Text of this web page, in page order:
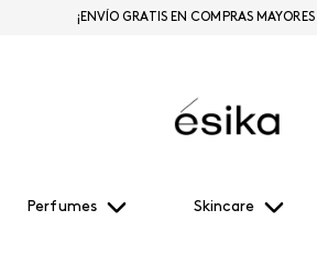
Perfumes Skincare
¡ENVÍO GRATIS EN COMPRAS